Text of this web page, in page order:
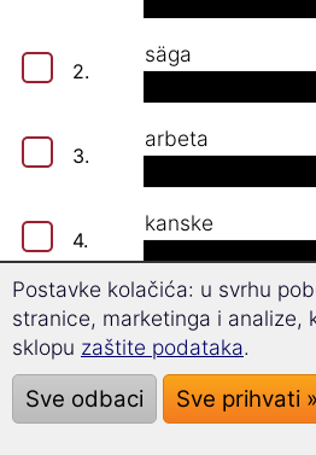
2.
säga
3.
arbeta
4.
kanske
5.
mycket
6.
kläderna
Postavke kolačića: u svrhu
stranice, marketinga i analize,
sklopu zaštite podataka.
Sve odbaci Sve prihvati »